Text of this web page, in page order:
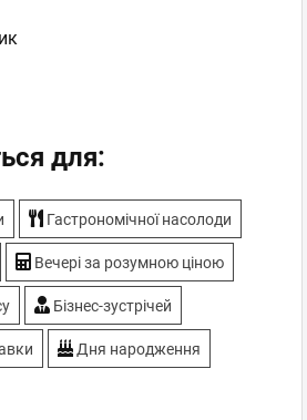
для:
Гастрономічної насолоди
Вечері за розумною ціною
Бізнес-зустрічей
Дня народження